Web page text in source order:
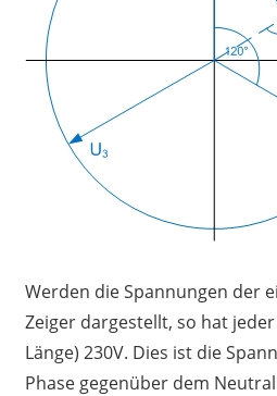
Werden die Spannungen der
Zeiger dargestellt, so hat
Länge) 230V. Dies ist die
Phase gegenüber dem